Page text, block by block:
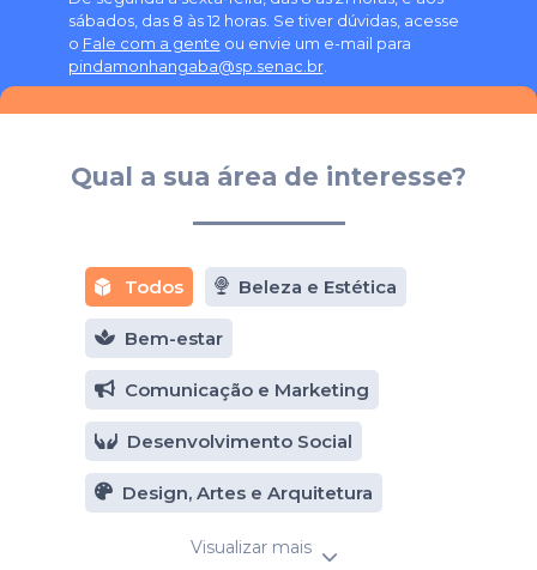
sábados, das 8 às 12 horas. Se tiver dúvidas, acesse
o Fale com a gente ou envie um e-mail para
pindamonhangaba@sp.senac.br.
Qual a sua área de interesse?
Todos Beleza e Estética
Bem-estar
Comunicação e Marketing
Desenvolvimento Social
Design, Artes e Arquitetura
Visualizar mais